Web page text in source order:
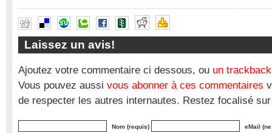
Laissez un avis!
Ajoutez votre commentaire ci dessous, ou un trackback
Vous pouvez aussi vous abonner à ces commentaires
de respecter les autres internautes. Restez focalisé
Nom (requis) eMail